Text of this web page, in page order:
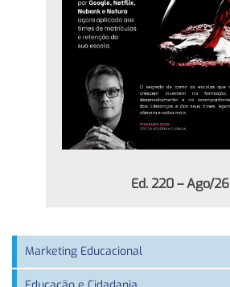
Ed. 220 – Ago/26
Marketing Educacional